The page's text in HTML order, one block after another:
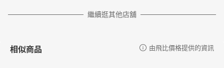
英國中小學生的永續餐盤：讓學生吃得健康，也創造在地經
倫敦百年市場的變革：博羅市集，達人的代名詞
繼續逛其他店舖
相似商品 由飛比價格提供的資訊